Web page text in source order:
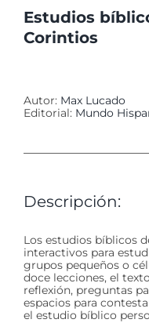
Estudios
Corintios
Autor: Max Lucado
Editorial: Mundo
Descripción:
Los estudios bíblicos
interactivos para
grupos pequeños o
doce lecciones, el
reflexión, preguntas
espacios para
el estudio bíblico